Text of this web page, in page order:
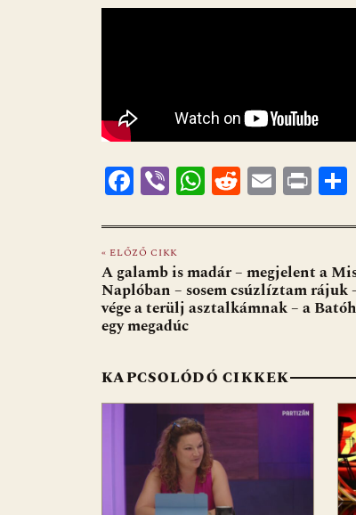
F
e
b
o
o
Vi
er
W
at
s
A
p
R
d
di
t
E
ai
l
Pr
t
« ELŐZŐ CIKK
A galamb is madár – megjelent a
Naplóban – sosem csúzlíztam
vége a terülj asztalkámnak – a
egy megadúc
KAPCSOLÓDÓ CIKKEK